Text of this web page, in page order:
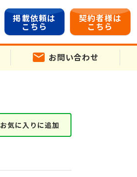
掲載依頼は
こちら
契約者様は
こちら
お問い合わせ
お気に入りに追加